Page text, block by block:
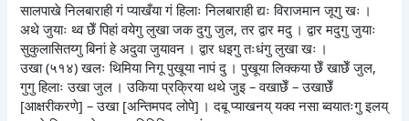
सालपाखे निलबाराही गं प्याखँया गं हिलाः निलबाराही द्यः विराजमान जूगु खः ।
अथे जुयाः थ्व छेँ पिहां वयेगु लुखा जक दुगु जुल, तर द्वार मदु । द्वार मदुगु जुयाः
सुकुलासितय्गु बिनां हे अदुवा जुयावन । द्वार धइगु तःधंगु लुखा खः ।
उखा (५१४) खलः थिमिया निगू पुखूया नापं दु । पुखूया लिक्कया छेँ खाछेँ जुल,
गुगु हिलाः उखा जुल । उकिया प्रक्रिया थथे जुइ – वखाछेँ – उखाछेँ
[आक्षरीकरणे] – उखा [अन्तिमपद लोपे] । दबू प्याखनय् यक्व नसा ब्वयातःगु इलय्